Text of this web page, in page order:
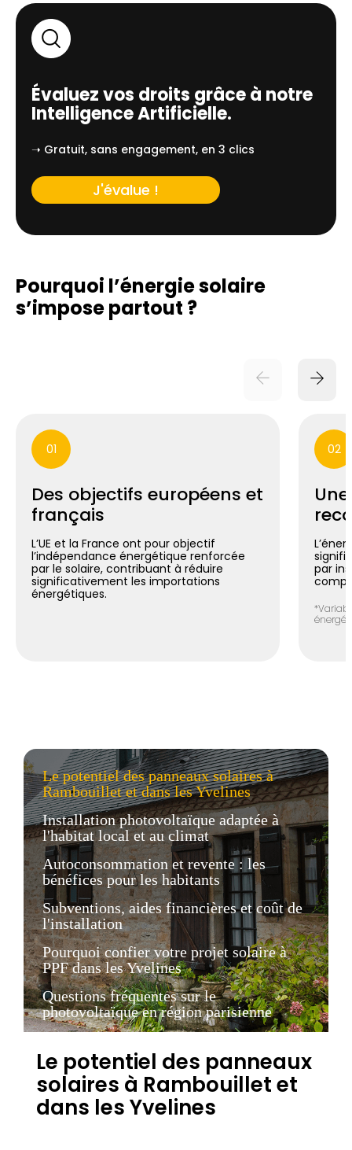
Évaluez vos droits grâce à notre
Intelligence Artificielle.
➝ Gratuit, sans engagement, en 3 clics
J'évalue !
Pourquoi l’énergie solaire
s’impose partout ?
01
Des objectifs européens et
français
L’UE et la France ont pour objectif
l’indépendance énergétique renforcée
par le solaire, contribuant à réduire
significativement les importations
énergétiques.
02
par
Le potentiel des panneaux solaires à
Rambouillet et dans les Yvelines
Installation photovoltaïque adaptée à
l'habitat local et au climat
Autoconsommation et revente : les
bénéfices pour les habitants
Subventions, aides financières et coût de
l'installation
Pourquoi confier votre projet solaire à
PPF dans les Yvelines
Questions fréquentes sur le
photovoltaïque en région parisienne
Le potentiel des panneaux
solaires à Rambouillet et
dans les Yvelines